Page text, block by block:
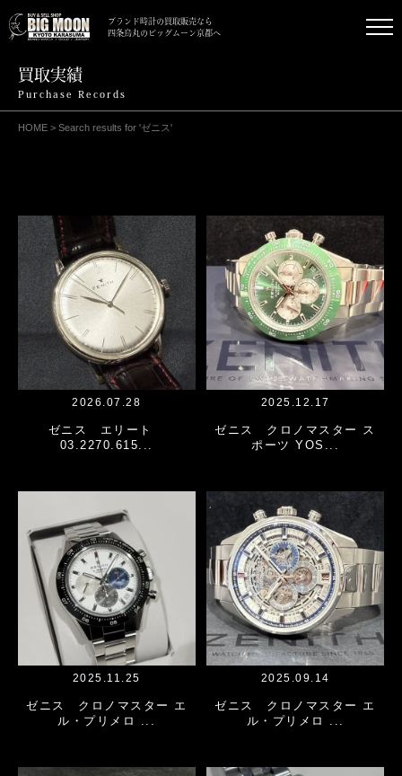
ブランド時計の買取販売なら
四条烏丸のビッグムーン京都へ
買取実績
Purchase Records
HOME > Search results for 'ゼニス'
2026.07.28
ゼニス エリート
03.2270.615...
2025.12.17
ゼニス クロノマスター ス
ポーツ YOS...
2025.11.25
ゼニス クロノマスター エ
ル・プリメロ ...
2025.09.14
ゼニス クロノマスター エ
ル・プリメロ ...